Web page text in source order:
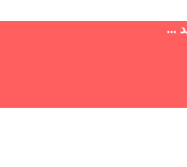
...